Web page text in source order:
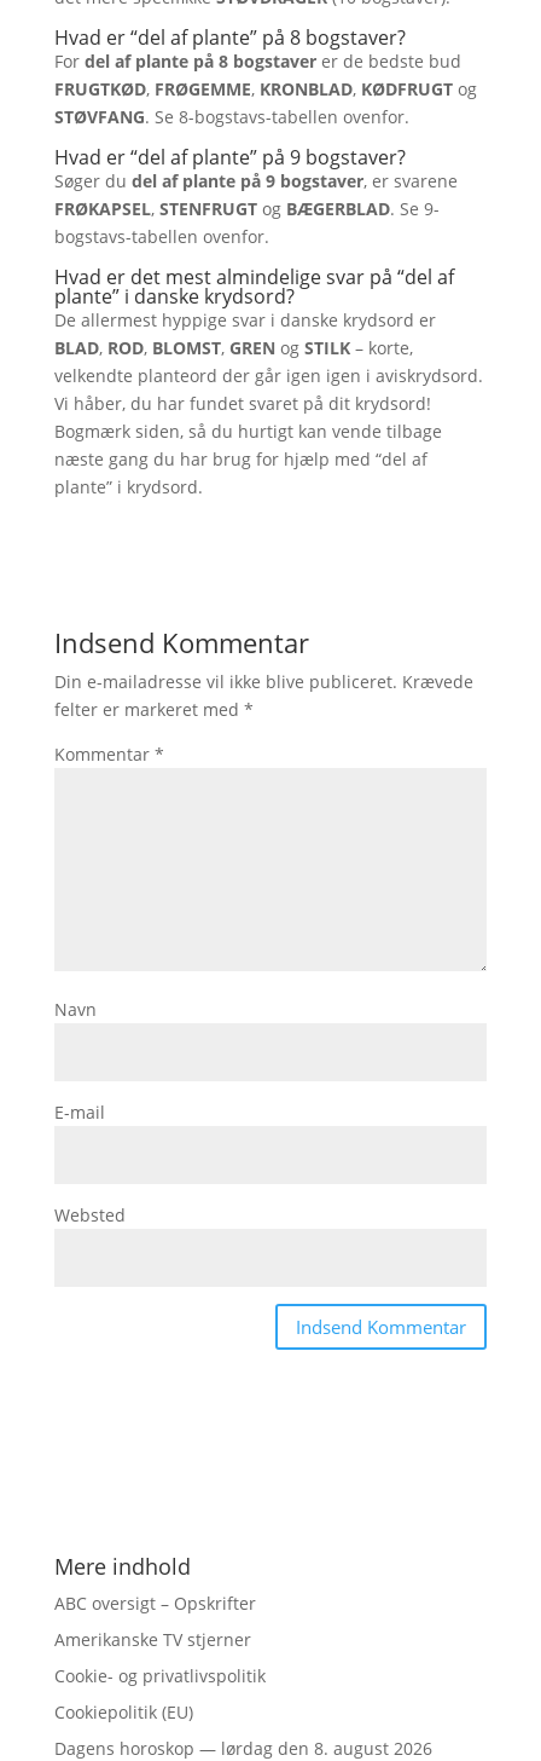
Hvad er “del af plante” på 8 bogstaver?
For del af plante på 8 bogstaverer de bedste bud
FRUGTKØD, FRØGEMME, KRONBLAD, KØDFRUGTog
STØVFANG. Se 8-bogstavs-tabellen ovenfor.
Hvad er “del af plante” på 9 bogstaver?
Søger du del af plante på 9 bogstaver, er svarene
FRØKAPSEL, STENFRUGTog BÆGERBLAD. Se 9-
bogstavs-tabellen ovenfor.
Hvad er det mest almindelige svar på “del af
plante” i danske krydsord?
De allermest hyppige svar i danske krydsord er
BLAD, ROD, BLOMST, GREN og STILK– korte,
velkendte planteord der går igen igen i aviskrydsord.
Vi håber, du har fundet svaret på dit krydsord!
Bogmærk siden, så du hurtigt kan vende tilbage
næste gang du har brug for hjælp med “del af
plante” i krydsord.
Indsend Kommentar
Din e-mailadresse vil ikke blive publiceret. Krævede
felter er markeret med *
Kommentar *
Navn
E-mail
Websted
Mere indhold
ABC oversigt – Opskrifter
Amerikanske TV stjerner
Cookie- og privatlivspolitik
Cookiepolitik (EU)
Dagens horoskop — lørdag den 8. august 2026